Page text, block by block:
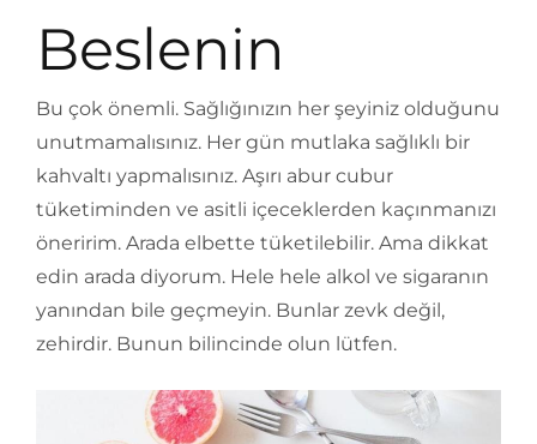
Beslenin
Bu çok önemli. Sağlığınızın her şeyiniz olduğunu
unutmamalısınız. Her gün mutlaka sağlıklı bir
kahvaltı yapmalısınız. Aşırı abur cubur
tüketiminden ve asitli içeceklerden kaçınmanızı
öneririm. Arada elbette tüketilebilir. Ama dikkat
edin arada diyorum. Hele hele alkol ve sigaranın
yanından bile geçmeyin. Bunlar zevk değil,
zehirdir. Bunun bilincinde olun lütfen.